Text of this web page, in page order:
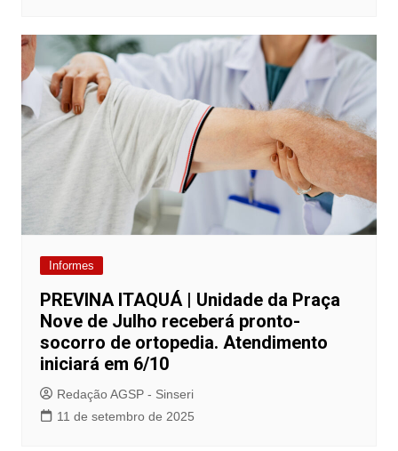
Informes
PREVINA ITAQUÁ | Unidade da Praça
Nove de Julho receberá pronto-
socorro de ortopedia. Atendimento
iniciará em 6/10
Redação AGSP - Sinseri
11 de setembro de 2025